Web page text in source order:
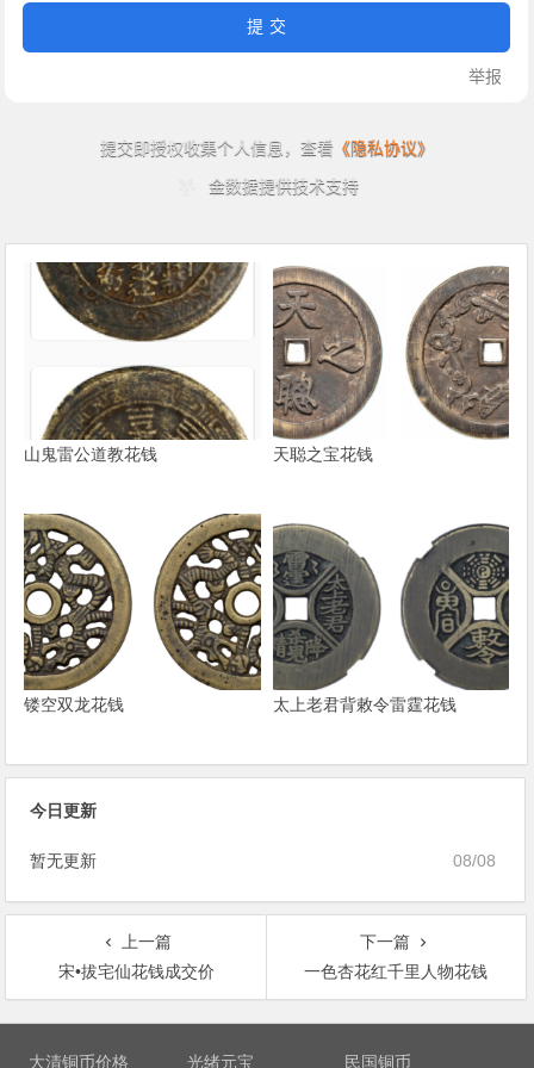
山鬼雷公道教花钱 天聪之宝花钱
镂空双龙花钱 太上老君背敕令雷霆花钱
今日更新
08/08
暂无更新
上一篇
宋•拔宅仙花钱成交价
下一篇
一色杏花红千里人物花钱
文
大清铜币价格 光绪元宝 民国铜币